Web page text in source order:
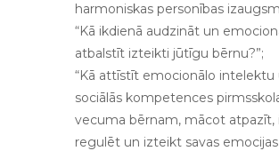
harmoniskas personības
“Kā ikdienā audzināt un
atbalstīt izteikti jūtīgu bērnu?”;
“Kā attīstīt emocionālo intelektu
sociālās kompetences
vecuma bērnam, mācot atpazīt,
regulēt un izteikt savas emocijas